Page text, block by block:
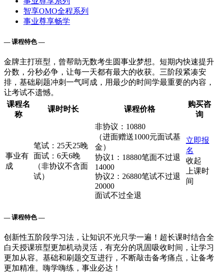
智享OMO全程系列
事业尊享畅学
— 课程特色 —
金牌主打班型，曾帮助无数考生圆事业梦想。短期内快速提升
分数，分秒必争，让每一天都有最大的收获。三阶段紧凑安
排，基础刷题冲刺一气呵成，用最少的时间学最重要的内容，
让考试不遗憾。
课程名
称
课时时长 课程价格
购买咨
询
事业有
成
笔试：25天25晚
面试：6天6晚
（非协议不含面
试）
非协议：10880
（进面赠送1000元面试基
金）
协议1：18880笔面不过退
14000
协议2：26880笔试不过退
20000
面试不过全退
立即报
名
收起
上课时
间
— 课程特色 —
创新性五阶段学习法，让知识不光只学一遍！超长课时结合全
白天授课班型更加机动灵活，有充分的巩固吸收时间，让学习
更加从容。基础和刷题交互进行，不断敲击备考痛点，让备考
更加精准。嗨学嗨练，事业必达！